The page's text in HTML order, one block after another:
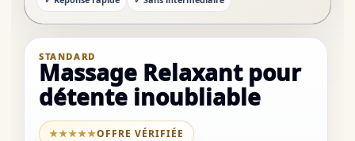
STANDARD
Massage Relaxant pour
détente inoubliable
★★★★★OFFRE VÉRIFIÉE